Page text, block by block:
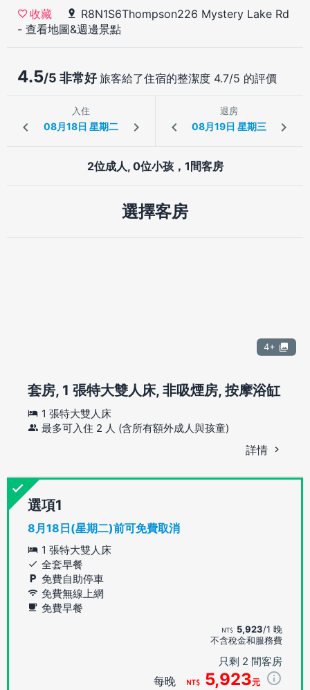
收藏
R8N1S6Thompson226 Mystery Lake Rd
- 查看地圖&週邊景點
4.5/5 非常好旅客給了住宿的整潔度 4.7/5 的評價
入住 退房
2位成人, 0位小孩，1間客房
選擇客房
4+
套房, 1 張特大雙人床, 非吸煙房, 按摩浴缸
1 張特大雙人床
最多可入住 2 人 (含所有額外成人與孩童)
詳情
選項
8月18日(星期二)前可免費取消
1 張特大雙人床
全套早餐
免費自助停車
免費無線上網
免費早餐
5,923/1 晚
不含稅金和服務費
只剩 2 間客房
每晚 5,923元